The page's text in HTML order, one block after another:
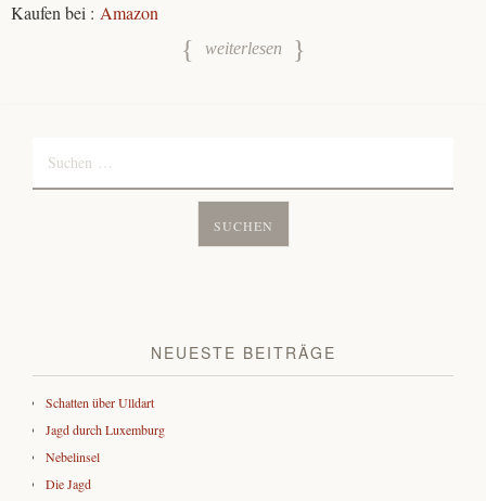
Kaufen bei : Amazon
weiterlesen
NEUESTE BEITRÄGE
Schatten über Ulldart
Jagd durch Luxemburg
Nebelinsel
Die Jagd